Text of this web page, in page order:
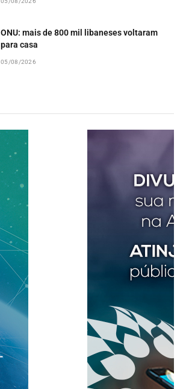
ONU: mais de 800 mil libaneses voltaram
para casa
05/08/2026